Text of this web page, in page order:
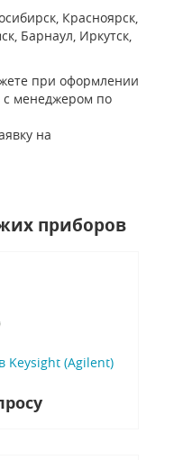
Красноярск,
Барнаул, Иркутск,
при оформлении
с менеджером по
на
приборов
Keysight (Agilent)